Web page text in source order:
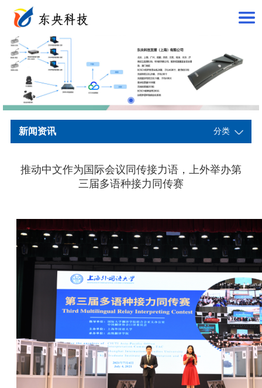
新闻资讯 分类
推动中文作为国际会议同传接力语，上外举办第
三届多语种接力同传赛